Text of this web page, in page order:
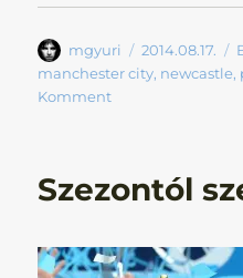
Szerző
mgyuri Közzétéve
2014.08.17.
manchester city, newcastle,
Komment
Szezontól